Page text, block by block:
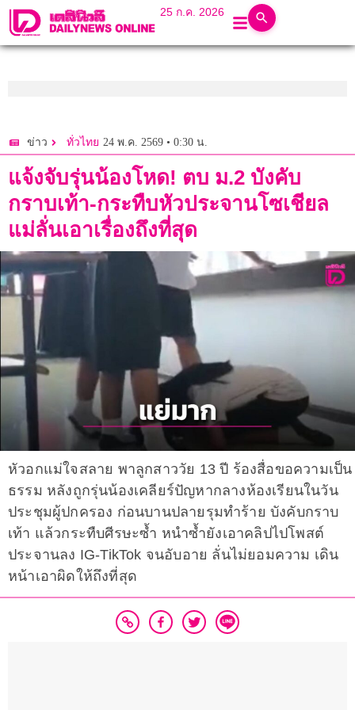
25 ก.ค. 2026
ข่าว ทั่วไทย 24 พ.ค. 2569 • 0:30 น.
แจ้งจับรุ่นน้องโหด! ตบ ม.2 บังคับ
กราบเท้า-กระทืบหัวประจานโซเชียล
แม่ลั่นเอาเรื่องถึงที่สุด
หัวอกแม่ใจสลาย พาลูกสาววัย 13 ปี ร้องสื่อขอความเป็น
ธรรม หลังถูกรุ่นน้องเคลียร์ปัญหากลางห้องเรียนในวัน
ประชุมผู้ปกครอง ก่อนบานปลายรุมทำร้าย บังคับกราบ
เท้า แล้วกระทืบศีรษะซ้ำ หนำซ้ำยังเอาคลิปไปโพสต์
ประจานลง IG-TikTok จนอับอาย ลั่นไม่ยอมความ เดิน
หน้าเอาผิดให้ถึงที่สุด